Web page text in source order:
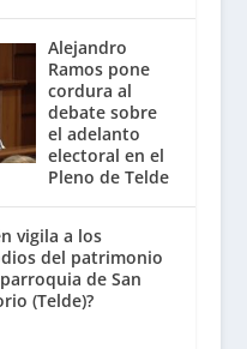
Alejandro
Ramos pone
cordura al
debate sobre
el adelanto
electoral en el
Pleno de Telde
vigila a los
del patrimonio
de San
(Telde)?